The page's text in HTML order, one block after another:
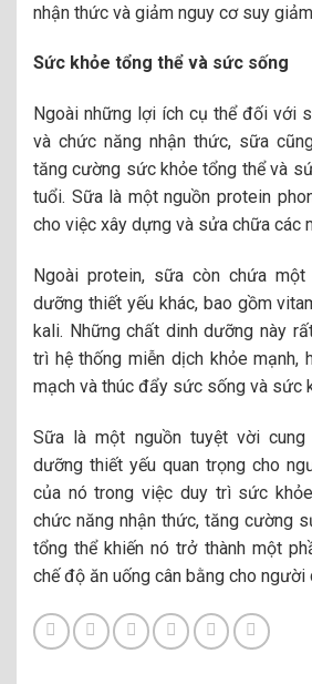
nhận thức và giảm nguy cơ suy
Sức khỏe tổng thể và sức sống
Ngoài những lợi ích cụ thể đối với
và chức năng nhận thức, sữa
tăng cường sức khỏe tổng thể và
tuổi. Sữa là một nguồn protein
cho việc xây dựng và sửa chữa các
Ngoài protein, sữa còn chứa
dưỡng thiết yếu khác, bao gồm
kali. Những chất dinh dưỡng này
trì hệ thống miễn dịch khỏe
mạch và thúc đẩy sức sống và sức
Sữa là một nguồn tuyệt vời
dưỡng thiết yếu quan trọng cho
của nó trong việc duy trì sức
chức năng nhận thức, tăng cường
tổng thể khiến nó trở thành một
chế độ ăn uống cân bằng cho người